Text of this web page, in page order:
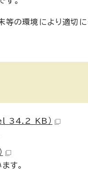
の環境により適切
34.2 KB）
す。